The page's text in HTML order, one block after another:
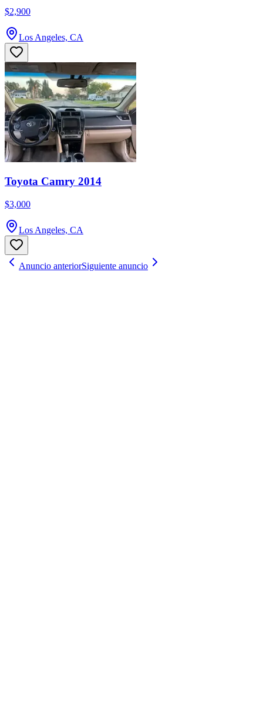
$2,900
Los Angeles, CA
Toyota Camry 2014
$3,000
Los Angeles, CA
Anuncio anteriorSiguiente anuncio